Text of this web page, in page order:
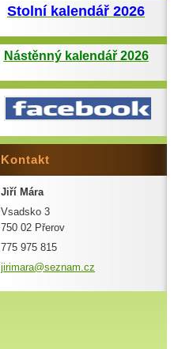
Stolní kalendář 2026
Nástěnný kalendář 2026
Kontakt
Jiří Mára
Vsadsko 3
750 02 Přerov
775 975 815
jirimara@seznam.cz